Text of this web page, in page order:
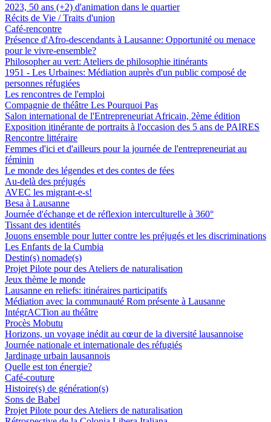
2023, 50 ans (+2) d'animation dans le quartier
Récits de Vie / Traits d'union
Café-rencontre
Présence d'Afro-descendants à Lausanne: Opportunité ou menace
pour le vivre-ensemble?
Philosopher au vert: Ateliers de philosophie itinérants
1951 - Les Urbaines: Médiation auprès d'un public composé de
personnes réfugiées
Les rencontres de l'emploi
Compagnie de théâtre Les Pourquoi Pas
Salon international de l'Entrepreneuriat Africain, 2ème édition
Exposition itinérante de portraits à l'occasion des 5 ans de PAIRES
Rencontre littéraire
Femmes d'ici et d'ailleurs pour la journée de l'entrepreneuriat au
féminin
Le monde des légendes et des contes de fées
Au-delà des préjugés
AVEC les migrant-e-s!
Besa à Lausanne
Journée d'échange et de réflexion interculturelle à 360°
Tissant des identités
Jouons ensemble pour lutter contre les préjugés et les discriminations
Les Enfants de la Cumbia
Destin(s) nomade(s)
Projet Pilote pour des Ateliers de naturalisation
Jeux thème le monde
Lausanne en reliefs: itinéraires participatifs
Médiation avec la communauté Rom présente à Lausanne
IntégrACTion au théâtre
Procès Mobutu
Horizons, un voyage inédit au cœur de la diversité lausannoise
Journée nationale et internationale des réfugiés
Jardinage urbain lausannois
Quelle est ton énergie?
Café-couture
Histoire(s) de génération(s)
Sons de Babel
Projet Pilote pour des Ateliers de naturalisation